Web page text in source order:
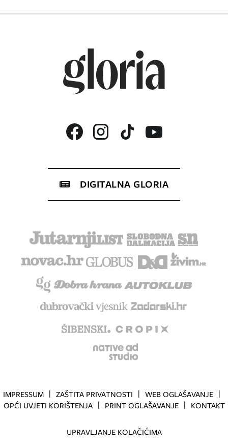
DIGITALNA GLORIA
IMPRESSUM ZAŠTITA PRIVATNOSTI
WEB OGLAŠAVANJE
OPĆI UVJETI KORIŠTENJA
PRINT OGLAŠAVANJE KONTAKT
UPRAVLJANJE KOLAČIĆIMA